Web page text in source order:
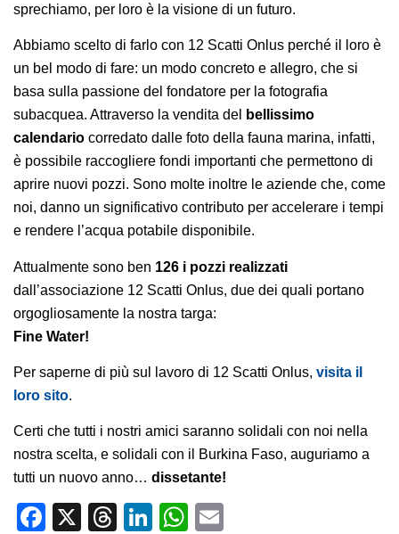
sprechiamo, per loro è la visione di un futuro.
Abbiamo scelto di farlo con 12 Scatti Onlus perché il loro è
un bel modo di fare: un modo concreto e allegro, che si
basa sulla passione del fondatore per la fotografia
subacquea. Attraverso la vendita del
bellissimo
calendario corredato dalle foto della fauna marina, infatti,
è possibile raccogliere fondi importanti che permettono di
aprire nuovi pozzi. Sono molte inoltre le aziende che, come
noi, danno un significativo contributo per accelerare i tempi
e rendere l’acqua potabile disponibile.
Attualmente sono ben 126 i pozzi realizzati
dall’associazione 12 Scatti Onlus, due dei quali portano
orgogliosamente la nostra targa:
Fine Water!
Per saperne di più sul lavoro di 12 Scatti Onlus, visita il
loro sito.
Certi che tutti i nostri amici saranno solidali con noi nella
nostra scelta, e solidali con il Burkina Faso, auguriamo a
tutti un nuovo anno… dissetante!
Facebook
X Threads
LinkedIn
WhatsApp